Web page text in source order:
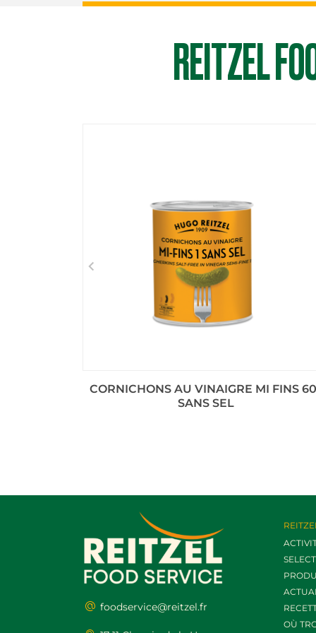
REITZEL
CORNICHONS AU VINAIGRE MI FINS
SANS SEL
foodservice@reitzel.fr
OÙ